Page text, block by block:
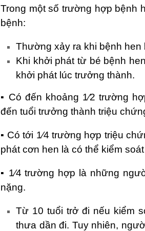
Trong một số trường hợp bệnh
bệnh:
Thường xảy ra khi bệnh hen
Khi khởi phát từ bé bệnh
khởi phát lúc trưởng thành.
▪ Có đến khoảng 1⁄2 trường
đến tuổi trưởng thành triệu
▪ Có tới 1⁄4 trường hợp triệu
phát cơn hen là có thể kiểm
▪ 1⁄4 trường hợp là những
nặng.
Từ 10 tuổi trở đi nếu kiểm
thưa dần đi. Tuy nhiên,